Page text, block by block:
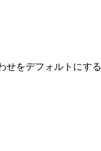
せをデフォルトにする